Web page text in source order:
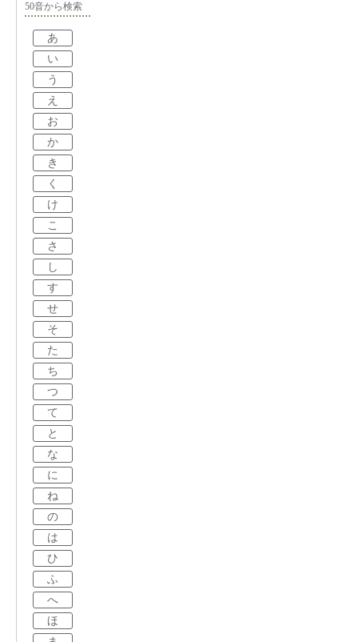
50音から検索
あ
い
う
え
お
か
き
く
け
こ
さ
し
す
せ
そ
た
ち
つ
て
と
な
に
ね
の
は
ひ
ふ
へ
ほ